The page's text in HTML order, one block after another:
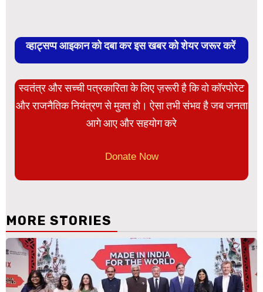
व्हाट्सप्प आइकान को दबा कर इस खबर को शेयर जरूर करें
स्वतंत्र और सच्ची पत्रकारिता के लिए ज़रूरी है कि वो कॉरपोरेट
और राजनैतिक नियंत्रण से मुक्त हो। ऐसा तभी संभव है जब जनता
आगे आए और सहयोग करे
Donate Now
MORE STORIES